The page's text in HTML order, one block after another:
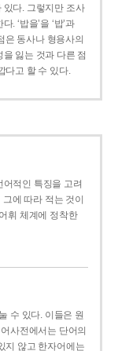
있다. 그렇지만 조사
. ‘밥을’을 ‘밥’과
은 동사나 형용사의
잃는 것과 다른 점
다고 할 수 있다.
적인 특징을 고려
에 따라 적는 것이
휘 체계에 정착한
수 있다. 이들은 원
사전에서는 단어의
지 않고 한자어에는